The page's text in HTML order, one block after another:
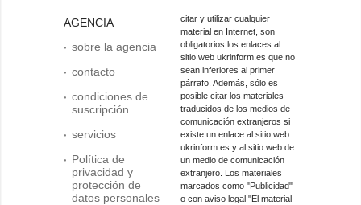
AGENCIA
sobre la agencia
contacto
condiciones de
suscripción
servicios
Política de
privacidad y
protección de
datos personales
citar y utilizar cualquier
material en Internet, son
obligatorios los enlaces al
sitio web ukrinform.es que no
sean inferiores al primer
párrafo. Además, sólo es
posible citar los materiales
traducidos de los medios de
comunicación extranjeros si
existe un enlace al sitio web
ukrinform.es y al sitio web de
un medio de comunicación
extranjero. Los materiales
marcados como "Publicidad"
o con aviso legal "El material